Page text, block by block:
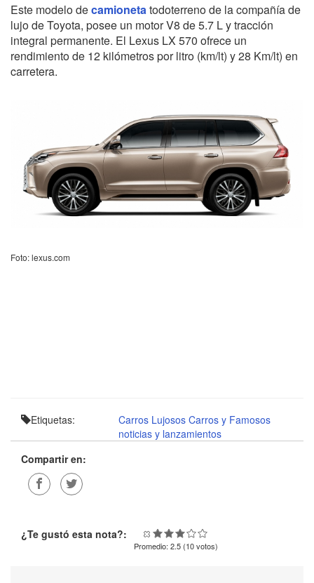
Este modelo decamionetatodoterreno de la compañía de
lujo de Toyota, posee un motor V8 de 5.7 L y tracción
integral permanente. El Lexus LX 570 ofrece un
rendimiento de 12 kilómetros por litro (km/lt) y 28 Km/lt) en
carretera.
Foto: lexus.com
Etiquetas: Carros Lujosos Carros y Famosos
noticias y lanzamientos
Compartir en:
¿Te gustó esta nota?:
Promedio: 2.5 (10votos)